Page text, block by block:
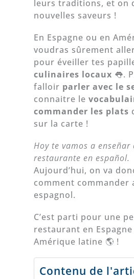
leurs traditions, et on
nouvelles saveurs !
En Espagne ou en
voudras sûrement
pour éveiller tes
culinaires locaux 👅.
falloir parler avec le
connaitre le
commander les plats
sur la carte !
Hoy te vamos a
restaurante en español.
Aujourd’hui, on va
comment commander
espagnol.
C’est parti pour une
restaurant en
Amérique latine 🌎 !
Contenu de